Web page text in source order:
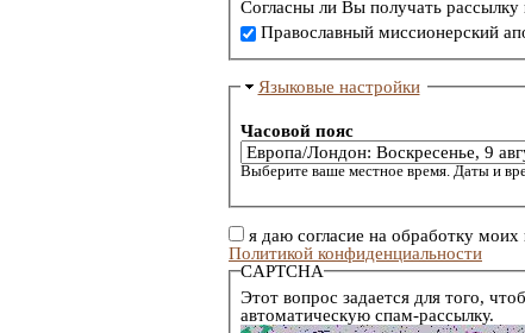
Согласны ли Вы получать рассылку
Православный миссионерский
Языковые настройки
Часовой пояс
Выберите ваше местное время. Даты и
я даю согласие на обработку
Политикой конфиденциальности
CAPTCHA
Этот вопрос задается для того,
автоматическую спам-рассылку.